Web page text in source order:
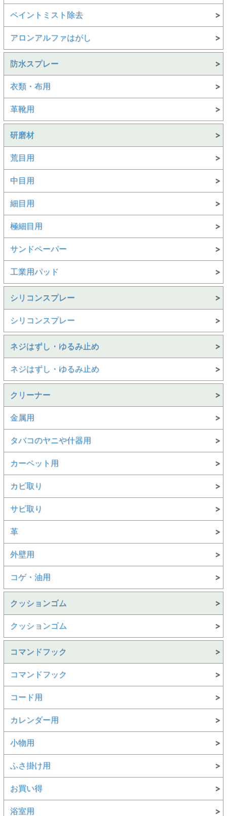
ペイントミスト除去
アロンアルファはがし
防水スプレー
衣類・布用
革靴用
研磨材
荒目用
中目用
細目用
極細目用
サンドペーパー
工業用パッド
シリコンスプレー
シリコンスプレー
ネジはずし・ゆるみ止め
ネジはずし・ゆるみ止め
クリーナー
金属用
タバコのヤニや什器用
カーペット用
カビ取り
サビ取り
革
外壁用
コゲ・油用
クッションゴム
クッションゴム
コマンドフック
コマンドフック
コード用
カレンダー用
小物用
ふさ掛け用
お買い得
浴室用